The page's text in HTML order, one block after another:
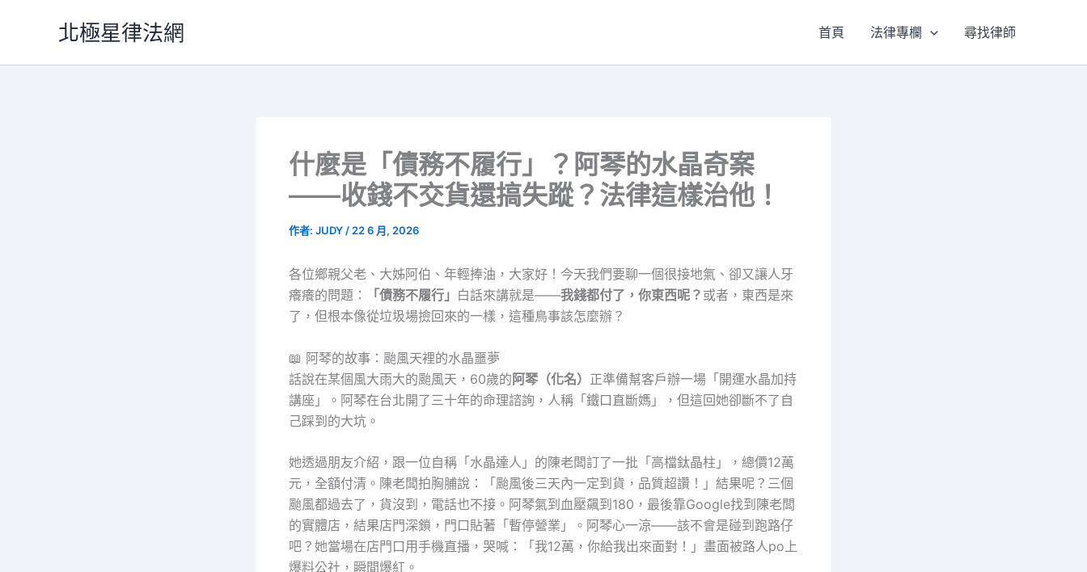
北極星律法網 首頁 法律專欄 尋找律師
什麼是「債務不履行」？阿琴的水晶奇案
——收錢不交貨還搞失蹤？法律這樣治他！
作者: JUDY / 22 6 月, 2026
各位鄉親父老、大姊阿伯、年輕捧油，大家好！今天我們要聊一個很接地氣、卻又讓人牙
癢癢的問題：
「債務不履行」 白話來講就是——我錢都付了，你東西呢？ 或者，東西是來
了，但根本像從垃圾場撿回來的一樣，這種鳥事該怎麼辦？
📖 阿琴的故事：颱風天裡的水晶噩夢
話說在某個風大雨大的颱風天，60歲的阿琴（化名） 正準備幫客戶辦一場「開運水晶加持
講座」。阿琴在台北開了三十年的命理諮詢，人稱「鐵口直斷媽」，但這回她卻斷不了自
己踩到的大坑。
她透過朋友介紹，跟一位自稱「水晶達人」的陳老闆訂了一批「高檔鈦晶柱」，總價12萬
元，全額付清。陳老闆拍胸脯說：「颱風後三天內一定到貨，品質超讚！」結果呢？三個
颱風都過去了，貨沒到，電話也不接。阿琴氣到血壓飆到180，最後靠Google找到陳老闆
的實體店，結果店門深鎖，門口貼著「暫停營業」。阿琴心一涼——該不會是碰到跑路仔
吧？她當場在店門口用手機直播，哭喊：「我12萬，你給我出來面對！」畫面被路人po上
爆料公社，瞬間爆紅。